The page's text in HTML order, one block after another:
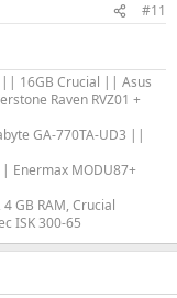
#11
|| 16GB Crucial || Asus
Raven RVZ01 +
GA-770TA-UD3 ||
Enermax MODU87+
GB RAM, Crucial
ISK 300-65